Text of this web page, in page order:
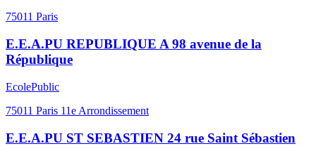
75011 Paris
E.E.A.PU REPUBLIQUE A 98 avenue de la
République
EcolePublic
75011 Paris 11e Arrondissement
E.E.A.PU ST SEBASTIEN 24 rue Saint Sébastien